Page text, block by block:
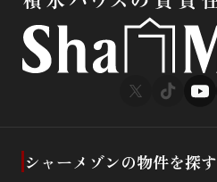
シャーメゾンの物件を探す